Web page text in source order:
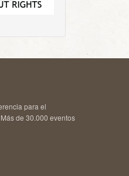
para el
de 30.000 eventos